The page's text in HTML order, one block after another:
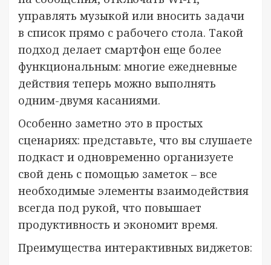
управлять музыкой или вносить задачи
в список прямо с рабочего стола. Такой
подход делает смартфон еще более
функциональным: многие ежедневные
действия теперь можно выполнять
одним-двумя касаниями.
Особенно заметно это в простых
сценариях: представьте, что вы слушаете
подкаст и одновременно организуете
свой день с помощью заметок – все
необходимые элементы взаимодействия
всегда под рукой, что повышает
продуктивность и экономит время.
Преимущества интерактивных виджетов: